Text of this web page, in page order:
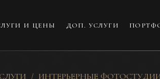
И ЦЕНЫ ДОП. УСЛУГИ
ИНТЕРЬЕРНЫЕ